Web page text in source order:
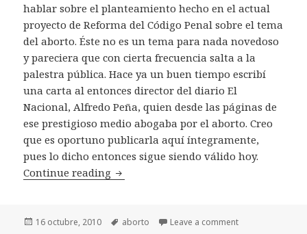
hablar sobre el planteamiento hecho en el actual
proyecto de Reforma del Código Penal sobre el tema
del aborto. Éste no es un tema para nada novedoso
y pareciera que con cierta frecuencia salta a la
palestra pública. Hace ya un buen tiempo escribí
una carta al entonces director del diario El
Nacional, Alfredo Peña, quien desde las páginas de
ese prestigioso medio abogaba por el aborto. Creo
que es oportuno publicarla aquí íntegramente,
pues lo dicho entonces sigue siendo válido hoy.
Continue reading En defensa de los no nacidos
Posted
16 octubre, 2010 Tags
aborto Leave a comment